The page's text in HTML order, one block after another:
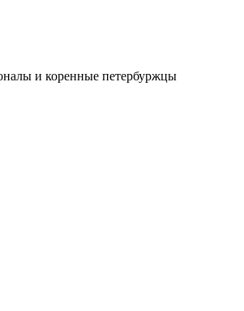
и коренные петербуржцы